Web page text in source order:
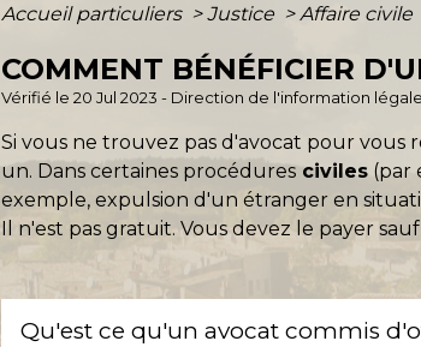
Accueil particuliers > Justice > Affaire civile
COMMENT BÉNÉFICIER
Vérifié le 20 Jul 2023 - Direction de l'information
Si vous ne trouvez pas d'avocat pour
un. Dans certaines procédures civiles (par
exemple, expulsion d'un étranger en
Il n'est pas gratuit. Vous devez le payer
Qu'est ce qu'un avocat commis